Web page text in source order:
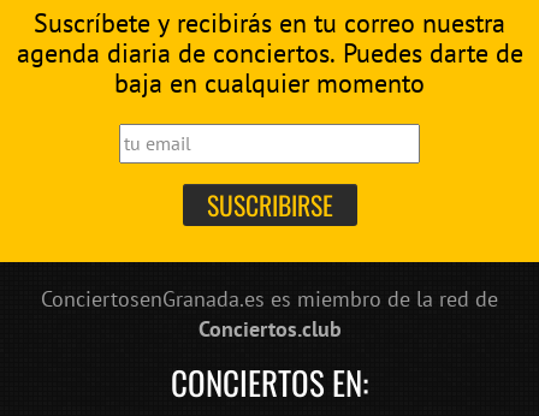
Suscríbete y recibirás en tu correo nuestra
agenda diaria de conciertos. Puedes darte de
baja en cualquier momento
ConciertosenGranada.es es miembro de la red de
Conciertos.club
CONCIERTOS EN: